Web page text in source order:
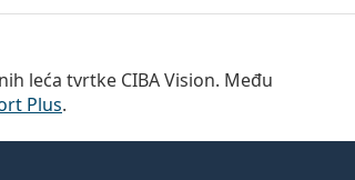
leća tvrtke CIBA Vision. Među
Plus.